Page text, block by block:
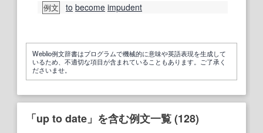
例文 to become impudent
Weblio例文辞書はプログラムで機械的に意味や英語表現を生成して
いるため、不適切な項目が含まれていることもあります。ご了承く
ださいませ。
「up to date」を含む例文一覧 (128)